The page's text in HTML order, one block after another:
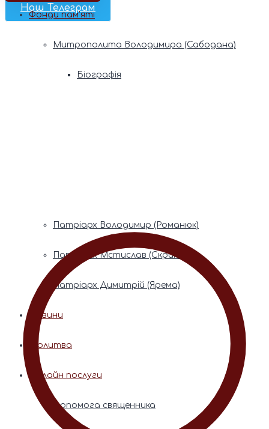
Наш Телеграм
Фонди пам’яті
Митрополита Володимира (Сабодана)
Біографія
Патріарх Володимир (Романюк)
Патріарх Мстислав (Скрипник)
Патріарх Димитрій (Ярема)
Новини
Молитва
Онлайн послуги
Допомога священника